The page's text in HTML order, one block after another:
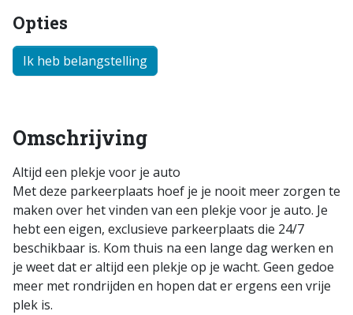
Opties
Ik heb belangstelling
Omschrijving
Altijd een plekje voor je auto
Met deze parkeerplaats hoef je je nooit meer zorgen te
maken over het vinden van een plekje voor je auto. Je
hebt een eigen, exclusieve parkeerplaats die 24/7
beschikbaar is. Kom thuis na een lange dag werken en
je weet dat er altijd een plekje op je wacht. Geen gedoe
meer met rondrijden en hopen dat er ergens een vrije
plek is.